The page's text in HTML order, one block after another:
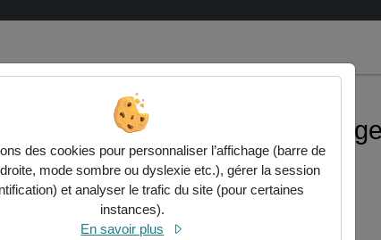
inspirants - julien
des cookies pour personnaliser l’affichage (barre de
mode sombre ou dyslexie etc.), gérer la session
et analyser le trafic du site (pour certaines
instances).
En savoir plus